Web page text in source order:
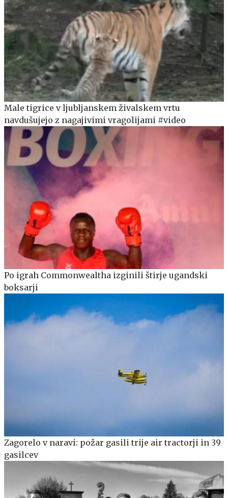
Male tigrice v ljubljanskem živalskem vrtu
navdušujejo z nagajivimi vragolijami #video
Po igrah Commonwealtha izginili štirje ugandski
boksarji
Zagorelo v naravi: požar gasili trije air tractorji in 39
gasilcev